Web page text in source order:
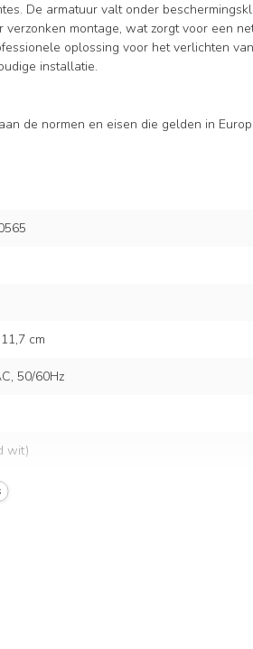
De armatuur valt onder
montage, wat zorgt voor een
oplossing voor het verlichten van
installatie.
de normen en eisen die gelden in
cm
50/60Hz
wit)